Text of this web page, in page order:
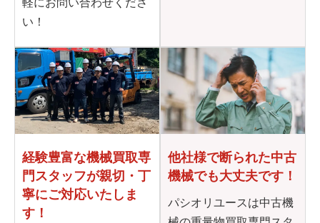
い！
経験豊富な機械買取専
門 スタッフが親切・丁
寧にご対応いたしま
す！
他社様で断られた中古
機械でも大丈夫です！
パシオリユースは中古機